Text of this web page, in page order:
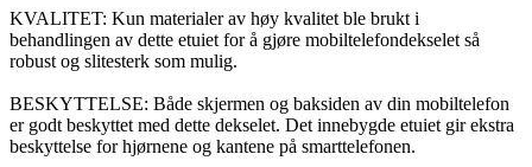
KVALITET: Kun materialer av høy kvalitet ble brukt i
behandlingen av dette etuiet for å gjøre mobiltelefondekselet så
robust og slitesterk som mulig.
BESKYTTELSE: Både skjermen og baksiden av din mobiltelefon
er godt beskyttet med dette dekselet. Det innebygde etuiet gir ekstra
beskyttelse for hjørnene og kantene på smarttelefonen.